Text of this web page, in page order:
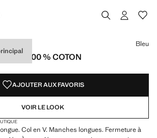
100 % COTON
]
sélectionnée
Bleu
AJOUTER AUX FAVORIS
VOIR LE LOOK
Col en V. Manches longues. Fermeture à